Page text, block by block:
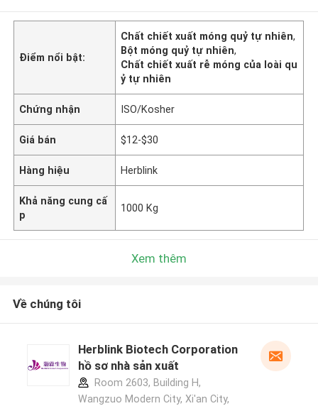
Điểm nổi bật:
Chất chiết xuất móng quỷ tự nhiên,
Bột móng quỷ tự nhiên,
Chất chiết xuất rễ móng của loài qu
ỷ tự nhiên
Chứng nhận ISO/Kosher
Giá bán $12-$30
Hàng hiệu Herblink
Khả năng cung cấ
p
1000 Kg
Xem thêm
Về chúng tôi
Herblink Biotech Corporation
hồ sơ nhà sản xuất
Room 2603, Building H,
Wangzuo Modern City, Xi'an City,